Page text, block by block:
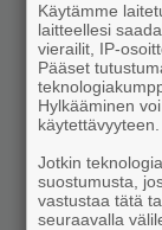
Käytämme
laitteellesi
vierailit, IP-
Pääset
Hylkääminen
käytettävyyteen.
Jotkin
suostumusta,
vastustaa tätä
seuraavalla